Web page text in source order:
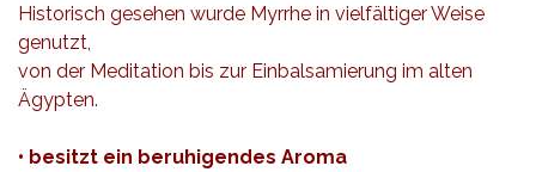
Historisch gesehen wurde Myrrhe in vielfältiger Weise
genutzt,
von der Meditation bis zur Einbalsamierung im alten
Ägypten.
• besitzt ein beruhigendes Aroma